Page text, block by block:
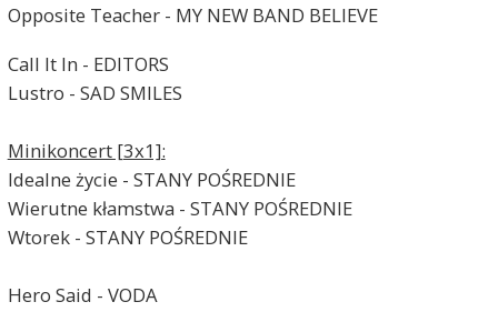
Opposite Teacher - MY NEW BAND BELIEVE
Call It In - EDITORS
Lustro - SAD SMILES
Minikoncert [3x1]:
Idealne życie - STANY POŚREDNIE
Wierutne kłamstwa - STANY POŚREDNIE
Wtorek - STANY POŚREDNIE
Hero Said - VODA